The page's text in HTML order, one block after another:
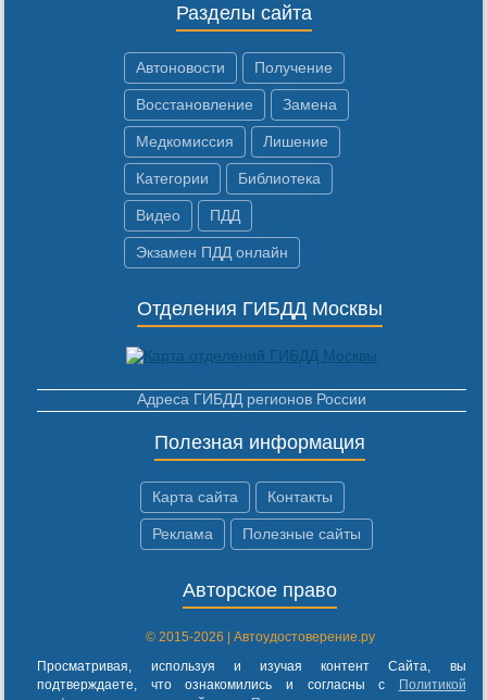
Разделы сайта
Автоновости Получение
Восстановление Замена
Медкомиссия Лишение
Категории Библиотека
Видео ПДД
Экзамен ПДД онлайн
Отделения ГИБДД Москвы
Адреса ГИБДД регионов России
Полезная информация
Карта сайта Контакты
Реклама Полезные сайты
Авторское право
© 2015-2026 | Автоудостоверение.ру
Просматривая, используя и изучая контент Сайта, вы
подтверждаете, что ознакомились и согласны с
Политикой